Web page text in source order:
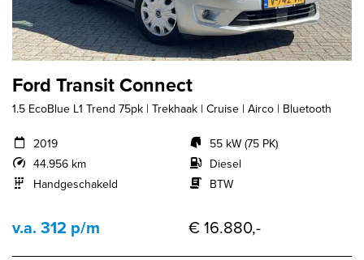
Ford Transit Connect
1.5 EcoBlue L1 Trend 75pk | Trekhaak | Cruise | Airco | Bluetooth
2019
44.956 km
Handgeschakeld
55 kW (75 PK)
Diesel
BTW
v.a. 312 p/m € 16.880,-